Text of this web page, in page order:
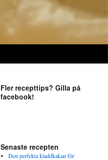
Fler recepttips? Gilla på
facebook!
Senaste recepten
Den perfekta kladdkakan för